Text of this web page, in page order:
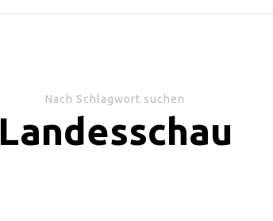
Nach Schlagwort suchen
Landesschau